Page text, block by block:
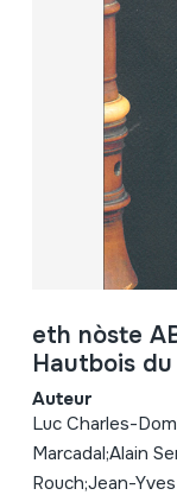
eth nòste
Hautbois
Auteur
Luc Charles-
Marcadal;Alain
Rouch;Jean-